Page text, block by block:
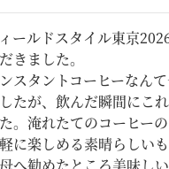
ールドスタイル東京
きました。
スタントコーヒーなん
たが、飲んだ瞬間にこ
。淹れたてのコーヒー
に楽しめる素晴らしいも